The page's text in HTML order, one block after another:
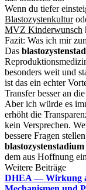
Wenn du tiefer
Blastozystenkultur
MVZ Kinderwunsch
Fazit: Was ich mir
Das
besonders weit und
ist das ein echter
Transfer besser an
Aber ich würde es
erhöht die
kein Versprechen.
bessere Fragen
blastozystenstadium
dem aus Hoffnung
Weitere Beiträge
DHEA — Wirkung